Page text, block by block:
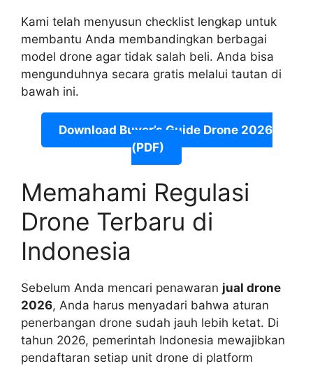
Kami telah menyusun checklist lengkap untuk
membantu Anda membandingkan berbagai
model drone agar tidak salah beli. Anda bisa
mengunduhnya secara gratis melalui tautan di
bawah ini.
Download Buyer’s Guide Drone 2026
(PDF)
Memahami Regulasi
Drone Terbaru di
Indonesia
Sebelum Anda mencari penawaran jual drone
2026, Anda harus menyadari bahwa aturan
penerbangan drone sudah jauh lebih ketat. Di
tahun 2026, pemerintah Indonesia mewajibkan
pendaftaran setiap unit drone di platform